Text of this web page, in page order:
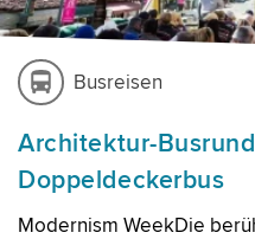
Busreisen
Architektur-
Doppeldeckerbus
Modernism WeekDie